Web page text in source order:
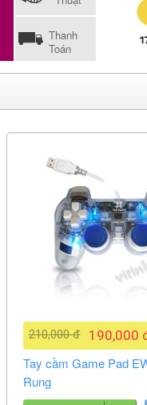
Thanh
Toán
190,000
210,000 đ
Tay cầm Game Pad
Rung